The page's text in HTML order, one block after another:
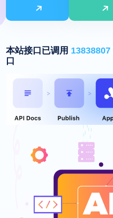
本站接口已调用 13838807
口